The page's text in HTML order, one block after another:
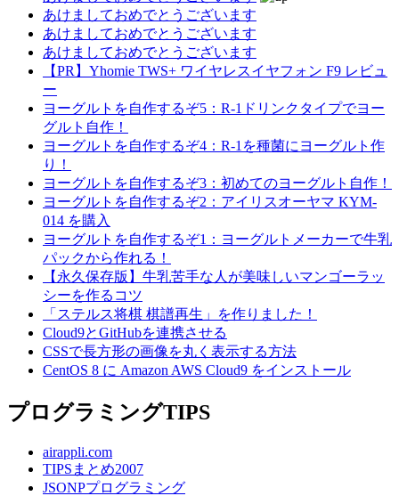
あけましておめでとうございます
あけましておめでとうございます
あけましておめでとうございます
【PR】Yhomie TWS+ ワイヤレスイヤフォン F9 レビュ
ー
ヨーグルトを自作するぞ5：R-1ドリンクタイプでヨー
グルト自作！
ヨーグルトを自作するぞ4：R-1を種菌にヨーグルト作
り！
ヨーグルトを自作するぞ3：初めてのヨーグルト自作！
ヨーグルトを自作するぞ2：アイリスオーヤマ KYM-
014 を購入
ヨーグルトを自作するぞ1：ヨーグルトメーカーで牛乳
パックから作れる！
【永久保存版】牛乳苦手な人が美味しいマンゴーラッ
シーを作るコツ
「ステルス将棋 棋譜再生」を作りました！
Cloud9とGitHubを連携させる
CSSで長方形の画像を丸く表示する方法
CentOS 8 に Amazon AWS Cloud9 をインストール
プログラミングTIPS
airappli.com
TIPSまとめ2007
JSONPプログラミング